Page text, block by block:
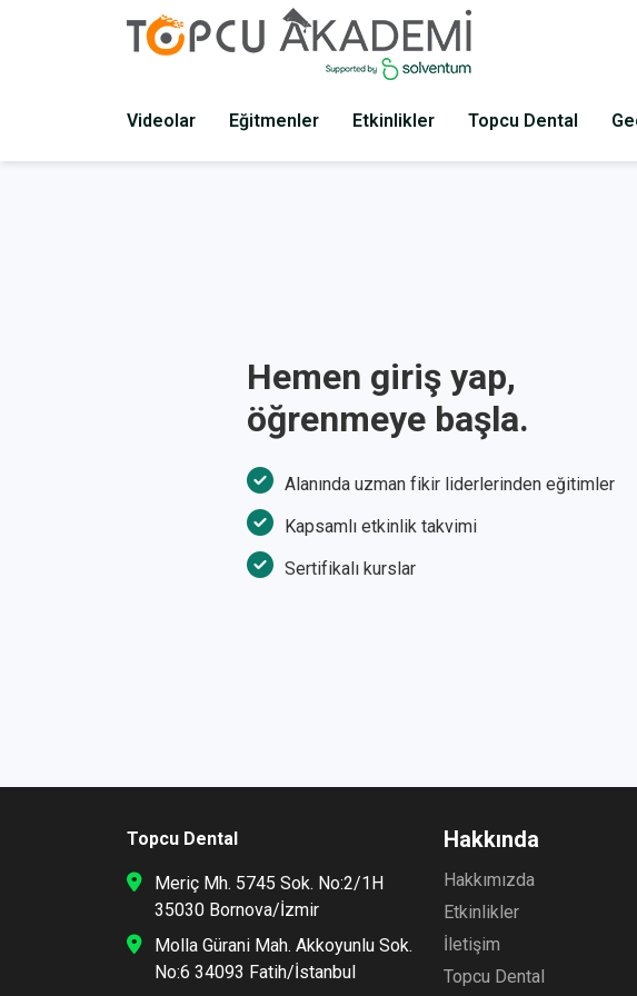
Videolar Eğitmenler Etkinlikler Topcu Dental
Hemen giriş yap,
öğrenmeye başla.
Alanında uzman fikir liderlerinden eğitimler
Kapsamlı etkinlik takvimi
Sertifikalı kurslar
Topcu Dental
Meriç Mh. 5745 Sok. No:2/1H
35030 Bornova/İzmir
Molla Gürani Mah. Akkoyunlu Sok.
No:6 34093 Fatih/İstanbul
Hakkında
Hakkımızda
Etkinlikler
İletişim
Topcu Dental